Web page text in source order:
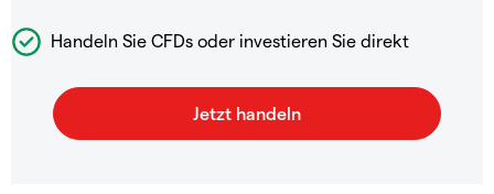
Handeln Sie CFDs oder investieren Sie direkt